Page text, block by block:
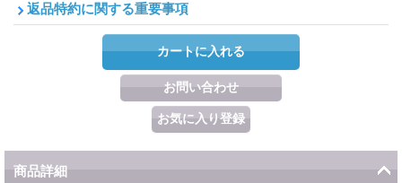
返品特約に関する重要事項
商品詳細